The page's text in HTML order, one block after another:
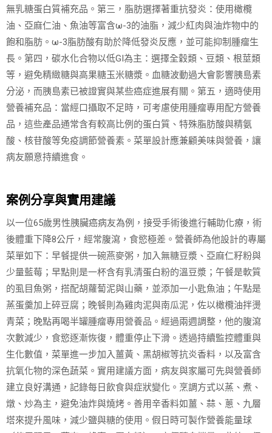
無乳糖蛋白質補充品。第三，脂肪選擇著重抗發炎：使用橄欖
油、亞麻仁油、魚油等富含ω-3的油脂，減少紅肉與油炸物中的
飽和脂肪。ω-3脂肪酸有助於降低發炎反應，並可能抑制腫瘤生
長。第四，碳水化合物以低GI為主：選擇全穀類、豆類、根莖類
等，避免精緻糖與高果糖玉米糖漿。血糖波動過大會影響胰島素
分泌，而胰島素已被證實與某些癌症進展有關。第五，適時使用
營養補充品：當經口攝取不足時，可考慮使用腫瘤專用配方營養
品，這些產品通常含有較高比例的蛋白質、特殊脂肪酸與精氨
酸、核苷酸等免疫調節營養素。菜單設計應兼顧美味與營養，讓
病友願意持續進食。
案例分享與實用建議
以一位65歲男性胰臟癌病友為例，接受手術後進行輔助化療，術
後體重下降8公斤，經常腹瀉，食慾極差。營養師為他設計的專屬
菜單如下：早餐提供一碗燕麥粥，加入無糖豆漿、亞麻仁籽粉與
少量藍莓；早點則是一杯含有乳清蛋白粉的溫豆漿；午餐是軟質
的虱目魚粥，搭配胡蘿蔔泥與山藥，並添加一小匙魚油；午點是
蒸蛋羹加上碎豆腐；晚餐則為雞肉泥與南瓜泥，佐以橄欖油拌燙
青菜；晚點再喝半罐腫瘤專用營養品。經過兩週調整，他的腹瀉
次數減少，食慾逐漸恢復，體重停止下滑。透過持續監控體重與
生化數值，菜單進一步加入薑黃、黑胡椒等抗炎香料，以及富含
抗氧化物的深色蔬菜。實用建議方面，病友與家屬可先與營養師
建立良好溝通，記錄每日飲食與症狀變化。烹調方式以蒸、煮、
燉、炒為主，避免油炸與燒烤。善用辛香料如薑、蒜、蔥、九層
塔來提升風味，減少鹽與糖的使用。假日時可製作營養能量球